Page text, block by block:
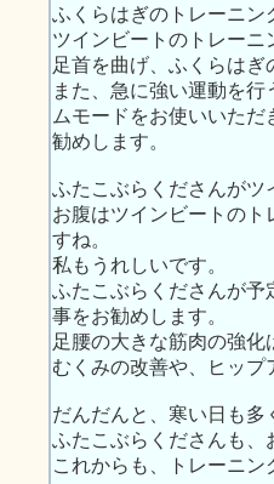
ふくらはぎのトレーニン
ツインビートのトレー
足首を曲げ、ふくらは
また、急に強い運動を
ムモードをお使いいた
勧めします。
ふたこぶらくださんがツ
お腹はツインビートの
すね。
私もうれしいです。
ふたこぶらくださんが予
事をお勧めします。
足腰の大きな筋肉の強
むくみの改善や、ヒップ
だんだんと、寒い日も
ふたこぶらくださんも、
これからも、トレーニン